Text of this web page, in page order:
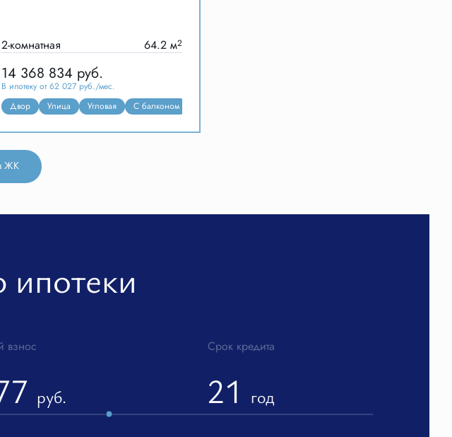
Старт продаж
2-комнатная 64.2 м2
14 368 834 руб.
В ипотеку от 62 027 руб./мес.
Двор
Улица Угловая С балконом
ЖК
ипотеки
взнос
руб.
Срок кредита
21 год